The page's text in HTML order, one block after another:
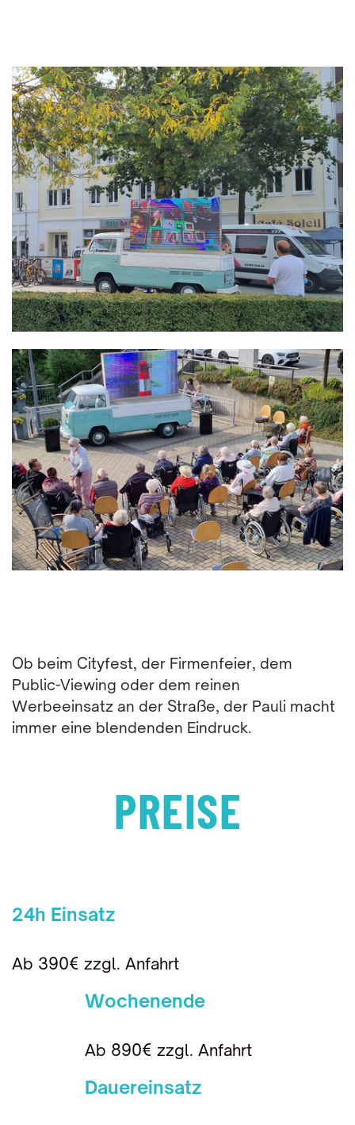
Ob beim Cityfest, der Firmenfeier, dem
Public-Viewing oder dem reinen
Werbeeinsatz an der Straße, der Pauli macht
immer eine blendenden Eindruck.
PREISE
24h Einsatz
Ab 390€ zzgl. Anfahrt
Wochenende
Ab 890€ zzgl. Anfahrt
Dauereinsatz